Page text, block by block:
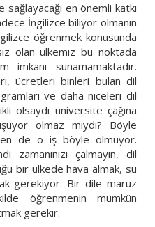
sağlayacağı en önemli katkı
İngilizce biliyor olmanın
öğrenmek konusunda
olan ülkemiz bu noktada
sunamamaktadır.
ücretleri binleri bulan dil
ve daha niceleri dil
olsaydı üniversite çağına
olmaz mıydı? Böyle
de o iş böyle olmuyor.
zamanınızı çalmayın, dil
bir ülkede hava almak, su
gerekiyor. Bir dile maruz
öğrenmenin mümkün
gerekir.